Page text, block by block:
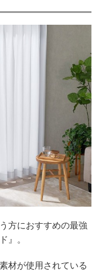
方におすすめの最強
』。
材が使用されている